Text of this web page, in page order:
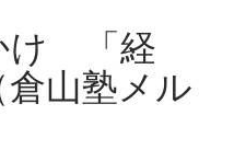
け 「経
山塾メル